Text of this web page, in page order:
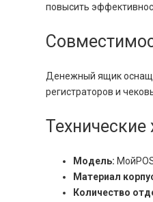
повысить
Денежный ящик
регистраторов и
Модель:
Материал
Количество